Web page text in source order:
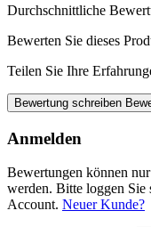
Durchschnittliche
Bewerten Sie dieses
Teilen Sie Ihre
Bewertung schreiben
Anmelden
Bewertungen können
werden. Bitte loggen Sie
Account. Neuer Kunde?